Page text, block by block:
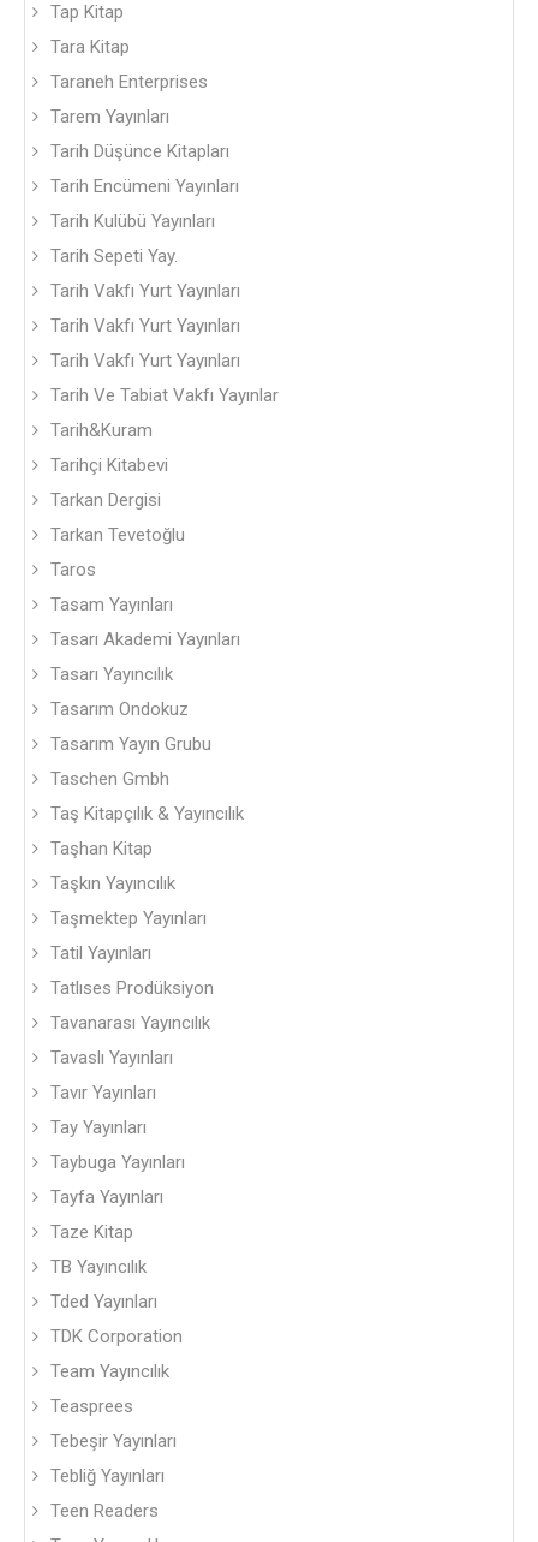
Tap Kitap
Tara Kitap
Taraneh Enterprises
Tarem Yayınları
Tarih Düşünce Kitapları
Tarih Encümeni Yayınları
Tarih Kulübü Yayınları
Tarih Sepeti Yay.
Tarih Vakfı Yurt Yayınları
Tarih Vakfı Yurt Yayınları
Tarih Vakfı Yurt Yayınları
Tarih Ve Tabiat Vakfı Yayınlar
Tarih&Kuram
Tarihçi Kitabevi
Tarkan Dergisi
Tarkan Tevetoğlu
Taros
Tasam Yayınları
Tasarı Akademi Yayınları
Tasarı Yayıncılık
Tasarım Ondokuz
Tasarım Yayın Grubu
Taschen Gmbh
Taş Kitapçılık & Yayıncılık
Taşhan Kitap
Taşkın Yayıncılık
Taşmektep Yayınları
Tatil Yayınları
Tatlıses Prodüksiyon
Tavanarası Yayıncılık
Tavaslı Yayınları
Tavır Yayınları
Tay Yayınları
Taybuga Yayınları
Tayfa Yayınları
Taze Kitap
TB Yayıncılık
Tded Yayınları
TDK Corporation
Team Yayıncılık
Teasprees
Tebeşir Yayınları
Tebliğ Yayınları
Teen Readers